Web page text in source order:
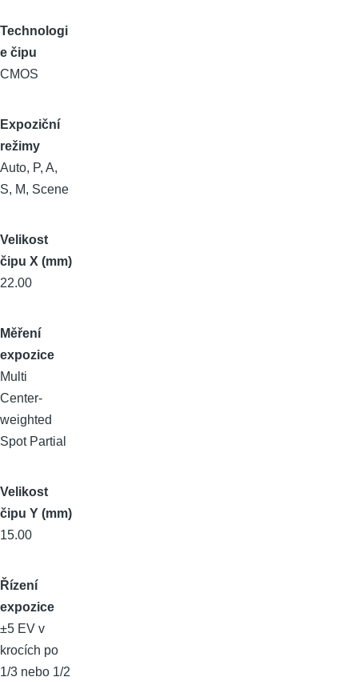
Technologi
e čipu
CMOS
Expoziční
režimy
Auto, P, A,
S, M, Scene
Velikost
čipu X (mm)
22.00
Měření
expozice
Multi
Center-
weighted
Spot Partial
Velikost
čipu Y (mm)
15.00
Řízení
expozice
±5 EV v
krocích po
1/3 nebo 1/2